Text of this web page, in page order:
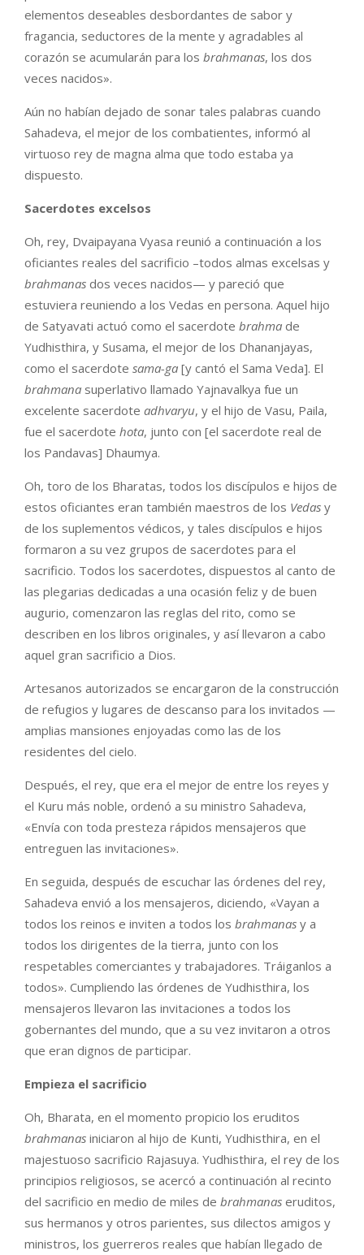
elementos deseables desbordantes de sabor y
fragancia, seductores de la mente y agradables al
corazón se acumularán para los brahmanas, los dos
veces nacidos».
Aún no habían dejado de sonar tales palabras cuando
Sahadeva, el mejor de los combatientes, informó al
virtuoso rey de magna alma que todo estaba ya
dispuesto.
Sacerdotes excelsos
Oh, rey, Dvaipayana Vyasa reunió a continuación a los
oficiantes reales del sacrificio –todos almas excelsas y
brahmanas dos veces nacidos— y pareció que
estuviera reuniendo a los Vedas en persona. Aquel hijo
de Satyavati actuó como el sacerdote brahma de
Yudhisthira, y Susama, el mejor de los Dhananjayas,
como el sacerdote sama-ga [y cantó el Sama Veda]. El
brahmana superlativo llamado Yajnavalkya fue un
excelente sacerdote adhvaryu, y el hijo de Vasu, Paila,
fue el sacerdote hota, junto con [el sacerdote real de
los Pandavas] Dhaumya.
Oh, toro de los Bharatas, todos los discípulos e hijos de
estos oficiantes eran también maestros de los Vedas y
de los suplementos védicos, y tales discípulos e hijos
formaron a su vez grupos de sacerdotes para el
sacrificio. Todos los sacerdotes, dispuestos al canto de
las plegarias dedicadas a una ocasión feliz y de buen
augurio, comenzaron las reglas del rito, como se
describen en los libros originales, y así llevaron a cabo
aquel gran sacrificio a Dios.
Artesanos autorizados se encargaron de la construcción
de refugios y lugares de descanso para los invitados —
amplias mansiones enjoyadas como las de los
residentes del cielo.
Después, el rey, que era el mejor de entre los reyes y
el Kuru más noble, ordenó a su ministro Sahadeva,
«Envía con toda presteza rápidos mensajeros que
entreguen las invitaciones».
En seguida, después de escuchar las órdenes del rey,
Sahadeva envió a los mensajeros, diciendo, «Vayan a
todos los reinos e inviten a todos los brahmanas y a
todos los dirigentes de la tierra, junto con los
respetables comerciantes y trabajadores. Tráiganlos a
todos». Cumpliendo las órdenes de Yudhisthira, los
mensajeros llevaron las invitaciones a todos los
gobernantes del mundo, que a su vez invitaron a otros
que eran dignos de participar.
Empieza el sacrificio
Oh, Bharata, en el momento propicio los eruditos
brahmanas iniciaron al hijo de Kunti, Yudhisthira, en el
majestuoso sacrificio Rajasuya. Yudhisthira, el rey de los
principios religiosos, se acercó a continuación al recinto
del sacrificio en medio de miles de brahmanas eruditos,
sus hermanos y otros parientes, sus dilectos amigos y
ministros, los guerreros reales que habían llegado de